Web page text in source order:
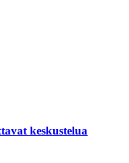
keskustelua